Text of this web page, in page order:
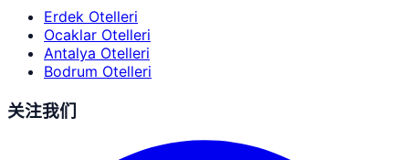
Erdek Otelleri
Ocaklar Otelleri
Antalya Otelleri
Bodrum Otelleri
关注我们